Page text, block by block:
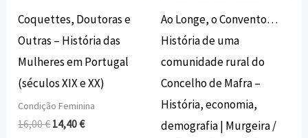
Coquettes, Doutoras e
Outras – História das
Mulheres em Portugal
(séculos XIX e XX)
Condição Feminina
16,00€ 14,40€
Ao Longe, o Convento…
História de uma
comunidade rural do
Concelho de Mafra –
História, economia,
demografia | Murgeira /